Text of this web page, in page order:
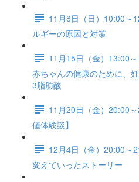
11月8日（日）10:00
ルギーの原因と対策
11月15日（金）13:00
赤ちゃんの健康のために、
3脂肪酸
11月20日（金）20:00
値体験談】
12月4日（金）20:00
変えていったストーリー